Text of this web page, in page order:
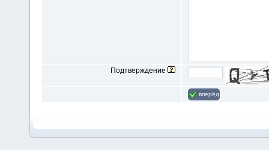
Подтверждение
вперёд